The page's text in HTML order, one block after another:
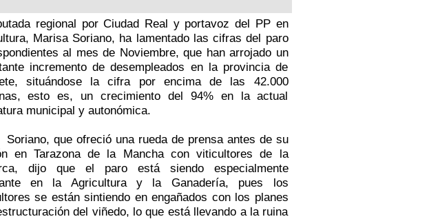
regional por Ciudad Real y portavoz del PP en
Marisa Soriano, ha lamentado las cifras del paro
al mes de Noviembre, que han arrojado un
incremento de desempleados en la provincia de
situándose la cifra por encima de las 42.000
esto es, un crecimiento del 94% en la actual
municipal y autonómica.
Soriano, que ofreció una rueda de prensa antes de su
en Tarazona de la Manchacon viticultores de la
dijo que el paro está siendo especialmente
en la Agriculturay la Ganadería, pues los
se están sintiendo en engañados con los planes
del viñedo, lo que está llevando a la ruina